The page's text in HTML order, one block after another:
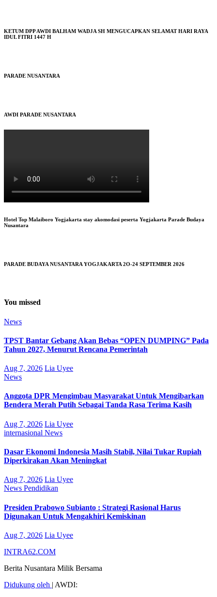
KETUM DPP AWDI BALHAM WADJA SH MENGUCAPKAN SELAMAT HARI RAYA
IDUL FITRI 1447 H
PARADE NUSANTARA
AWDI PARADE NUSANTARA
Hotel Top Malaiboro Yogjakarta stay akomodasi peserta Yogjakarta Parade Budaya
Nusantara
PARADE BUDAYA NUSANTARA YOGJAKARTA 2O-24 SEPTEMBER 2026
You missed
News
TPST Bantar Gebang Akan Bebas “OPEN DUMPING” Pada
Tahun 2027, Menurut Rencana Pemerintah
Aug 7, 2026 Lia Uyee
News
Anggota DPR Mengimbau Masyarakat Untuk Mengibarkan
Bendera Merah Putih Sebagai Tanda Rasa Terima Kasih
Aug 7, 2026 Lia Uyee
internasional News
Dasar Ekonomi Indonesia Masih Stabil, Nilai Tukar Rupiah
Diperkirakan Akan Meningkat
Aug 7, 2026 Lia Uyee
News Pendidikan
Presiden Prabowo Subianto : Strategi Rasional Harus
Digunakan Untuk Mengakhiri Kemiskinan
Aug 7, 2026 Lia Uyee
INTRA62.COM
Berita Nusantara Milik Bersama
Didukung oleh | AWDI: